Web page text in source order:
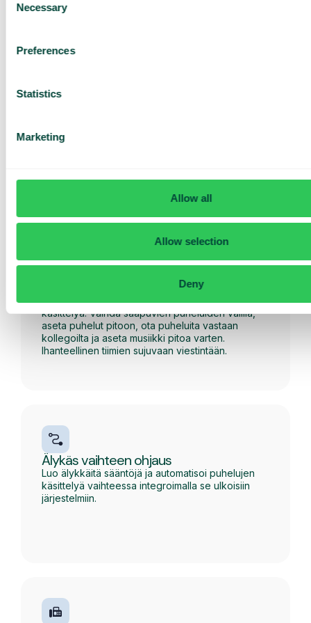
Selection
Necessary
Preferences
Statistics
Marketing
Allow all
Allow selection
Deny
asiaankuuluvat tiedot ja mahdollisuuden odottaa
Puhelujen hallinta helpottaa useiden puheluiden
käsittelyä. Vaihda saapuvien puheluiden välillä,
aseta puhelut pitoon, ota puheluita vastaan
kollegoilta ja aseta musiikki pitoa varten.
Ihanteellinen tiimien sujuvaan viestintään.
Älykäs vaihteen ohjaus
Luo älykkäitä sääntöjä ja automatisoi puhelujen
käsittelyä vaihteessa integroimalla se ulkoisiin
järjestelmiin.